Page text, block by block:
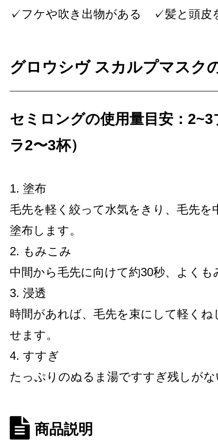
✓フケや吹き出物がある ✓髪と頭皮
グロウシヴ スカルプマスク
セミロングの使用量目安：
ラ2〜3杯）
1. 塗布
毛先を軽く絞って水気をきり、毛先
塗布します。
2. もみこみ
中間から毛先に向けて約30秒、よくも
3. 浸透
時間があれば、毛先を束にして軽く
せます。
4. すすぎ
たっぷりのぬるま湯ですすぎ残しが
商品説明